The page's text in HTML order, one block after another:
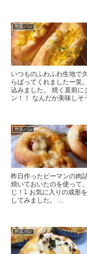
惣菜パン
いつものふわふわ生地で
らばってくれましたー笑
込みました。 焼く直前に
ン！！ なんだか美味しそ
惣菜パン
昨日作ったピーマンの肉
焼いておいたのを使って
じ！⤵︎ お気に入りの成形
してみました。 ...
惣菜パン